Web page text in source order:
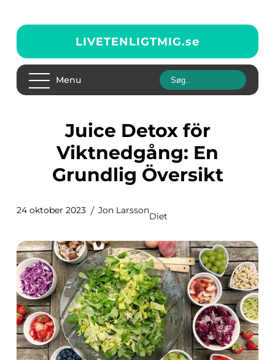
LIVETENLIGTMIG.se
Menu
Juice Detox för
Viktnedgång: En
Grundlig Översikt
24 oktober 2023 Jon Larsson
Diet